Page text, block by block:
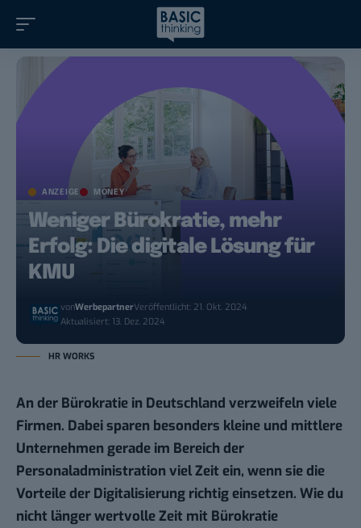
ANZEIGE MONEY
Weniger Bürokratie, mehr
Erfolg: Die digitale Lösung für
KMU
vonWerbepartnerVeröffentlicht: 21. Okt. 2024
Aktualisiert: 13. Dez. 2024
HR WORKS
An der Bürokratie in Deutschland verzweifeln viele
Firmen. Dabei sparen besonders kleine und mittlere
Unternehmen gerade im Bereich der
Personaladministration viel Zeit ein, wenn sie die
Vorteile der Digitalisierung richtig einsetzen. Wie du
nicht länger wertvolle Zeit mit Bürokratie